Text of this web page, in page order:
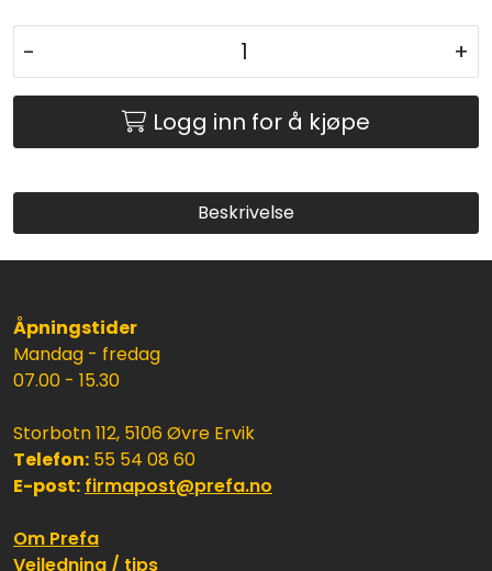
- +
Logg inn for å kjøpe
Beskrivelse
Åpningstider
Mandag - fredag
07.00 - 15.30
Storbotn 112, 5106 Øvre Ervik
Telefon: 55 54 08 60
E-post: firmapost@prefa.no
Om Prefa
Veiledning / tips